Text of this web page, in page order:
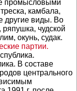
промысловыми
камбала,
другие виды. Во
чудской
окунь, судак.
партии.
В составе
центрального